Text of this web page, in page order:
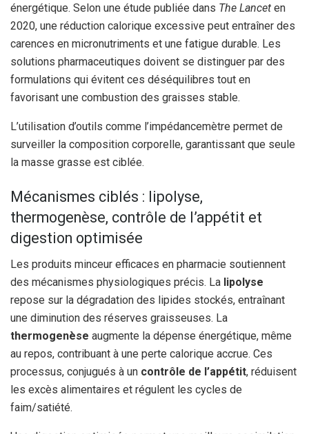
énergétique. Selon une étude publiée dans The Lancet en
2020, une réduction calorique excessive peut entraîner des
carences en micronutriments et une fatigue durable. Les
solutions pharmaceutiques doivent se distinguer par des
formulations qui évitent ces déséquilibres tout en
favorisant une combustion des graisses stable.
L’utilisation d’outils comme l’impédancemètre permet de
surveiller la composition corporelle, garantissant que seule
la masse grasse est ciblée.
Mécanismes ciblés : lipolyse,
thermogenèse, contrôle de l’appétit et
digestion optimisée
Les produits minceur efficaces en pharmacie soutiennent
des mécanismes physiologiques précis. La lipolyse
repose sur la dégradation des lipides stockés, entraînant
une diminution des réserves graisseuses. La
thermogenèse augmente la dépense énergétique, même
au repos, contribuant à une perte calorique accrue. Ces
processus, conjugués à un contrôle de l’appétit, réduisent
les excès alimentaires et régulent les cycles de
faim/satiété.